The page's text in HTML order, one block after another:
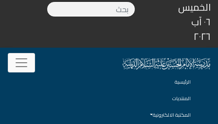
الخميس
٠٦ آب
٢٠٢٦
الرئيسية
المنتديات
المكتبة الالكترونية